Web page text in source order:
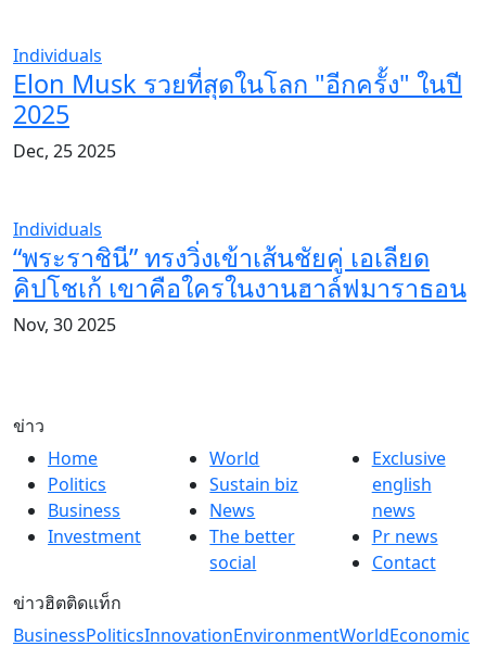
Individuals
Elon Musk รวยที่สุดในโลก "อีกครั้ง" ในปี
2025
Dec, 25 2025
Individuals
“พระราชินี” ทรงวิ่งเข้าเส้นชัยคู่ เอเลียด
คิปโชเก้ เขาคือใครในงานฮาล์ฟมาราธอน
Nov, 30 2025
ข่าว
Home
Politics
Business
Investment
World
Sustain biz
News
The better
social
Exclusive
english
news
Pr news
Contact
ข่าวฮิตติดแท็ก
BusinessPoliticsInnovationEnvironmentWorldEconomic